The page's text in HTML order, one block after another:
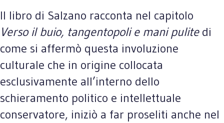
Il libro di Salzano racconta nel capitolo
Verso il buio, tangentopoli e mani pulitedi
come si affermò questa involuzione
culturale che in origine collocata
esclusivamente all’interno dello
schieramento politico e intellettuale
conservatore, iniziò a far proseliti anche nel